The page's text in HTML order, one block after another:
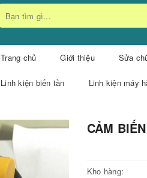
Trang chủ Giới thiệu Sửa
Linh kiện biến tần Linh kiện máy
CẢM
Kho hàng: